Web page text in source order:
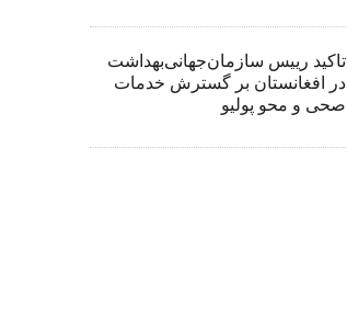
تاکید رییس سازمان‌جهانی‌بهداشت
در افغانستان بر گسترش خدمات
صحی و محو پولیو